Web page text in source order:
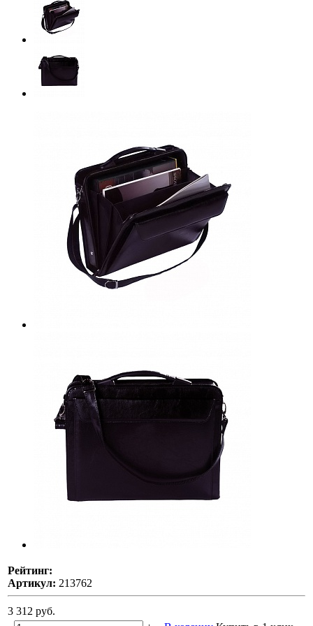
Рейтинг:
Артикул: 213762
3 312 руб.